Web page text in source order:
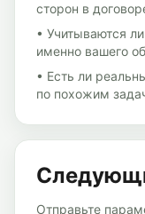
сторон в
• Учитываются
именно вашего
• Есть ли
по похожим
Отправьте